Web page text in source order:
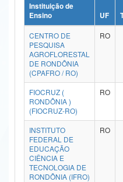
Ministério da Ciência, Tecnologia,
Ministério do Meio Ambiente
Ministério do Turismo
Ministério do Desenvolvimento
Controladoria-Geral da União
Ministério da Mulher, da Família e dos
Secretaria-Geral
Secretaria de Governo
Instituição de
Ensino
UF
CENTRO DE
PESQUISA
AGROFLORESTAL
DE RONDÔNIA
(CPAFRO / RO)
RO
FIOCRUZ (
RONDÔNIA )
(FIOCRUZ-RO)
RO
INSTITUTO
FEDERAL DE
EDUCAÇÃO
CIÊNCIA E
TECNOLOGIA DE
RONDÔNIA (IFRO)
RO